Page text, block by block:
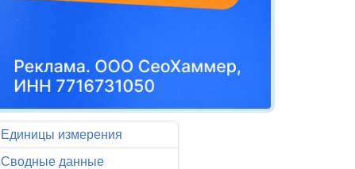
Единицы измерения
Сводные данные